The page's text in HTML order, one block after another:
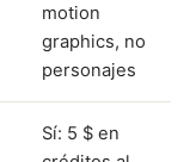
motion
graphics, no
personajes
Sí: 5 $ en